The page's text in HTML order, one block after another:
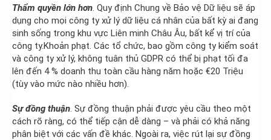
Thẩm quyền lớn hơn. Quy định Chung về Bảo vệ Dữ liệu sẽ áp
dụng cho mọi công ty xử lý dữ liệu cá nhân của bất kỳ ai đang
sinh sống trong khu vực Liên minh Châu Âu, bất kể vị trí của
công ty.Khoản phạt. Các tổ chức, bao gồm công ty kiểm soát
và công ty xử lý, không tuân thủ GDPR có thể bị phạt tối đa
lên đến 4 % doanh thu toàn cầu hàng năm hoặc €20 Triệu
(tùy vào mức nào nhiều hơn).
Sự đồng thuận. Sự đồng thuận phải được yêu cầu theo một
cách rõ ràng, có thể tiếp cận dễ dàng – và phải có khả năng
phân biệt với các vấn đề khác. Ngoài ra, việc rút lại sự đồng